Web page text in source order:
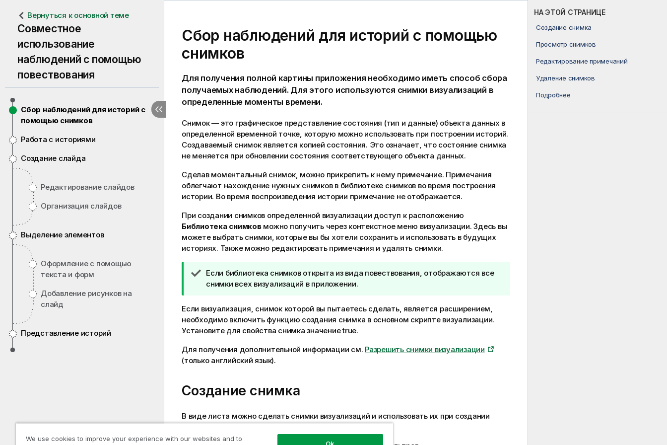
Вернуться к основной теме
Совместное
использование
наблюдений с помощью
повествования
Сбор наблюдений для историй с
помощью снимков
Работа с историями
Создание слайда
Редактирование слайдов
Организация слайдов
Выделение элементов
Оформление с помощью
текста и форм
Добавление рисунков на
слайд
Представление историй
НА ЭТОЙ СТРАНИЦЕ
Создание снимка
Просмотр снимков
Редактирование примечаний
Удаление снимков
Подробнее
Сбор наблюдений для историй с помощью
снимков
Для получения полной картины приложения необходимо иметь способ сбора
получаемых наблюдений. Для этого используются снимки визуализаций в
определенные моменты времени.
Снимок — это графическое представление состояния (тип и данные) объекта данных в
определенной временной точке, которую можно использовать при построении историй.
Создаваемый снимок является копией состояния. Это означает, что состояние снимка
не меняется при обновлении состояния соответствующего объекта данных.
Сделав моментальный снимок, можно прикрепить к нему примечание. Примечания
облегчают нахождение нужных снимков в библиотеке снимков во время построения
истории. Во время воспроизведения истории примечание не отображается.
При создании снимков определенной визуализации доступ к расположению
Библиотека снимковможно получить через контекстное меню визуализации. Здесь вы
можете выбрать снимки, которые вы бы хотели сохранить и использовать в будущих
историях. Также можно редактировать примечания и удалять снимки.
П
р
м
е
ч
н
и
п
д
с
к
Если библиотека снимков открыта из вида повествования, отображаются все
снимки всех визуализаций в приложении.
Если визуализация, снимок которой вы пытаетесь сделать, является расширением,
необходимо включить функцию создания снимка в основном скрипте визуализации.
Установите для свойства снимка значение true.
Для получения дополнительной информации см. Разрешить снимки визуализации
(только английский язык).
Создание снимка
В виде листа можно сделать снимки визуализаций и использовать их при создании
We use cookies to improve your experience with our websites and to